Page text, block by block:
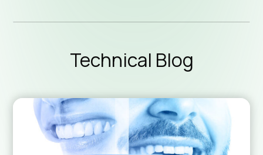
News &
Technical Blog